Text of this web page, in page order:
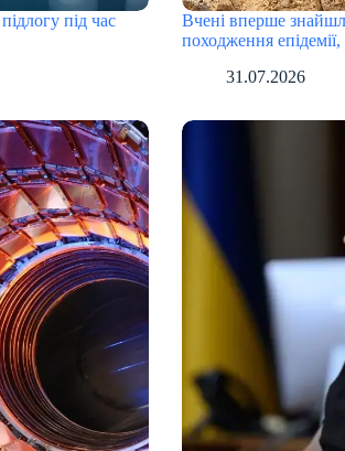
під час
Вчені вперше
походження
31.07.2026